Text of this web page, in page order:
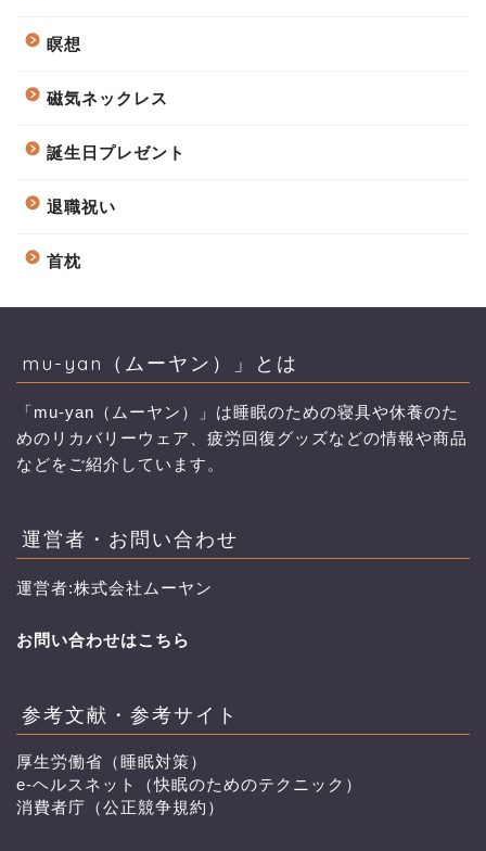
瞑想
磁気ネックレス
誕生日プレゼント
退職祝い
首枕
mu-yan（ムーヤン）」とは
「mu-yan（ムーヤン）」は睡眠のための寝具や休養のた
めのリカバリーウェア、疲労回復グッズなどの情報や商品
などをご紹介しています。
運営者・お問い合わせ
運営者:株式会社ムーヤン
お問い合わせはこちら
参考文献・参考サイト
厚生労働省（睡眠対策）
e-ヘルスネット（快眠のためのテクニック）
消費者庁（公正競争規約）